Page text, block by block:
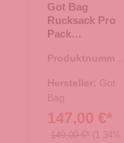
Got Bag
Rucksack Pro
Pack
marlin
Produktnummer:
Hersteller: Got
Bag
147,00 €*
149,00 €* (1.34%